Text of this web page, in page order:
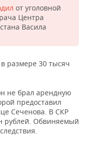
от уголовной
Центра
Васила
размере 30 тысяч
не брал арендную
предоставил
Сеченова. В СКР
рублей. Обвиняемый